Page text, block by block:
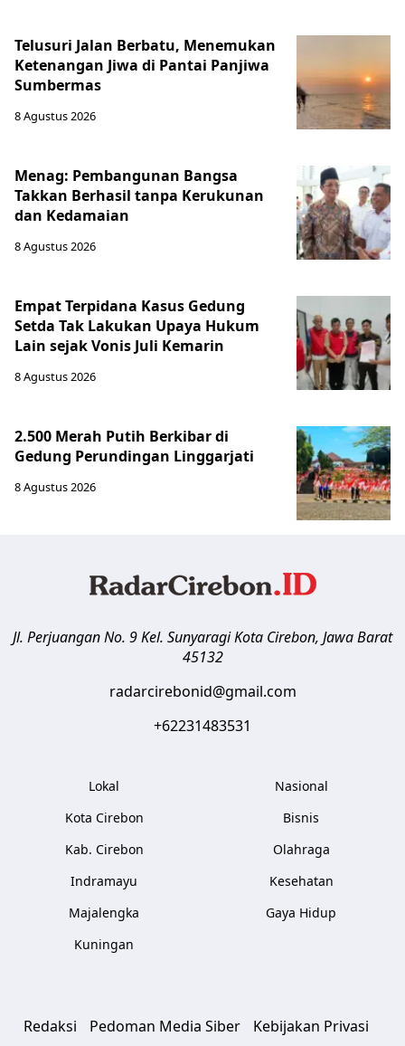
Telusuri Jalan Berbatu, Menemukan
Ketenangan Jiwa di Pantai Panjiwa
Sumbermas
8 Agustus 2026
Menag: Pembangunan Bangsa
Takkan Berhasil tanpa Kerukunan
dan Kedamaian
8 Agustus 2026
Empat Terpidana Kasus Gedung
Setda Tak Lakukan Upaya Hukum
Lain sejak Vonis Juli Kemarin
8 Agustus 2026
2.500 Merah Putih Berkibar di
Gedung Perundingan Linggarjati
8 Agustus 2026
Jl. Perjuangan No. 9 Kel. SunyaragiKota Cirebon, Jawa Barat
45132
radarcirebonid@gmail.com
+62231483531
Lokal
Kota Cirebon
Kab. Cirebon
Indramayu
Majalengka
Kuningan
Nasional
Bisnis
Olahraga
Kesehatan
Gaya Hidup
Redaksi Pedoman Media Siber Kebijakan Privasi